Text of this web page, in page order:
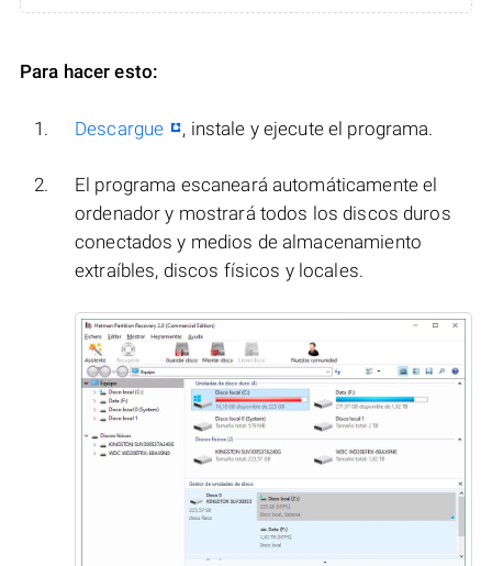
Para hacer esto:
Descargue , instale y ejecute el programa.
El programa escaneará automáticamente el
ordenador y mostrará todos los discos duros
conectados y medios de almacenamiento
extraíbles, discos físicos y locales.